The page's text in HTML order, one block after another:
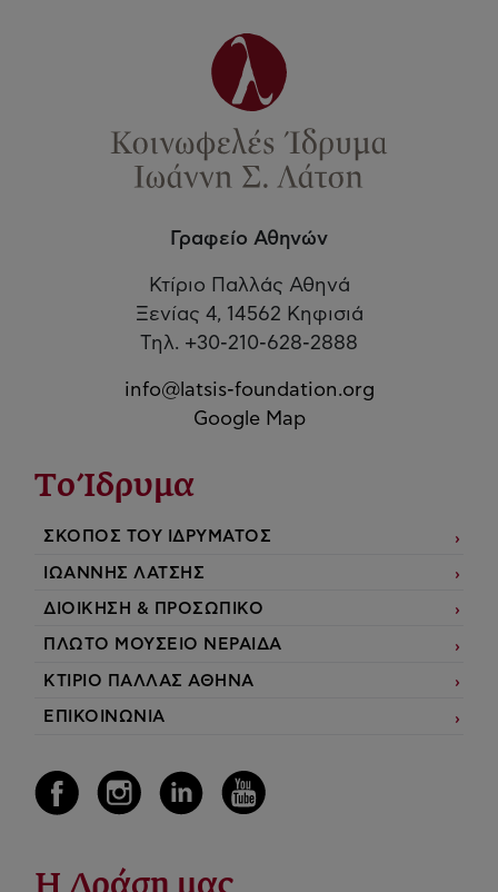
Γραφείο Αθηνών
Κτίριο Παλλάς Αθηνά
Ξενίας 4, 14562 Κηφισιά
Τηλ. +30-210-628-2888
info@latsis-foundation.org
Google Map
Το Ίδρυμα
ΣΚΟΠΟΣ ΤΟΥ ΙΔΡΥΜΑΤΟΣ
ΙΩΑΝΝΗΣ ΛΑΤΣΗΣ
ΔΙΟΙΚΗΣΗ & ΠΡΟΣΩΠΙΚΟ
ΠΛΩΤΟ ΜΟΥΣΕΙΟ ΝΕΡΑΙΔΑ
ΚΤΙΡΙΟ ΠΑΛΛΑΣ ΑΘΗΝΑ
ΕΠΙΚΟΙΝΩΝΙΑ